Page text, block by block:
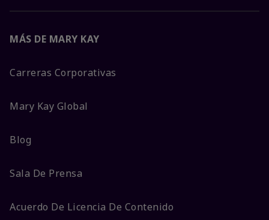
MÁS DE MARY KAY
Carreras Corporativas
Mary Kay Global
Blog
Sala De Prensa
Acuerdo De Licencia De Contenido